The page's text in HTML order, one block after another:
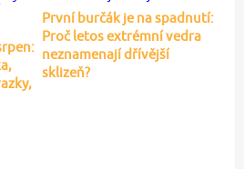
První burčák je na spadnutí:
Proč letos extrémní vedra
neznamenají dřívější
sklizeň?